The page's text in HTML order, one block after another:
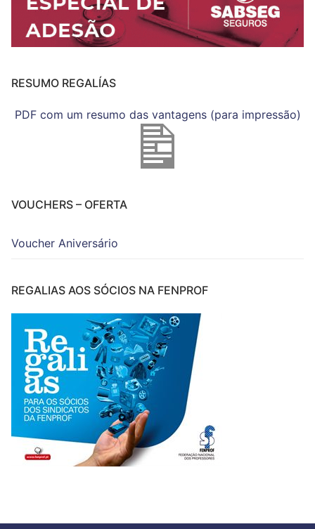
RESUMO REGALÍAS
PDF com um resumo das vantagens (para impressão)
VOUCHERS – OFERTA
Voucher Aniversário
REGALIAS AOS SÓCIOS NA FENPROF